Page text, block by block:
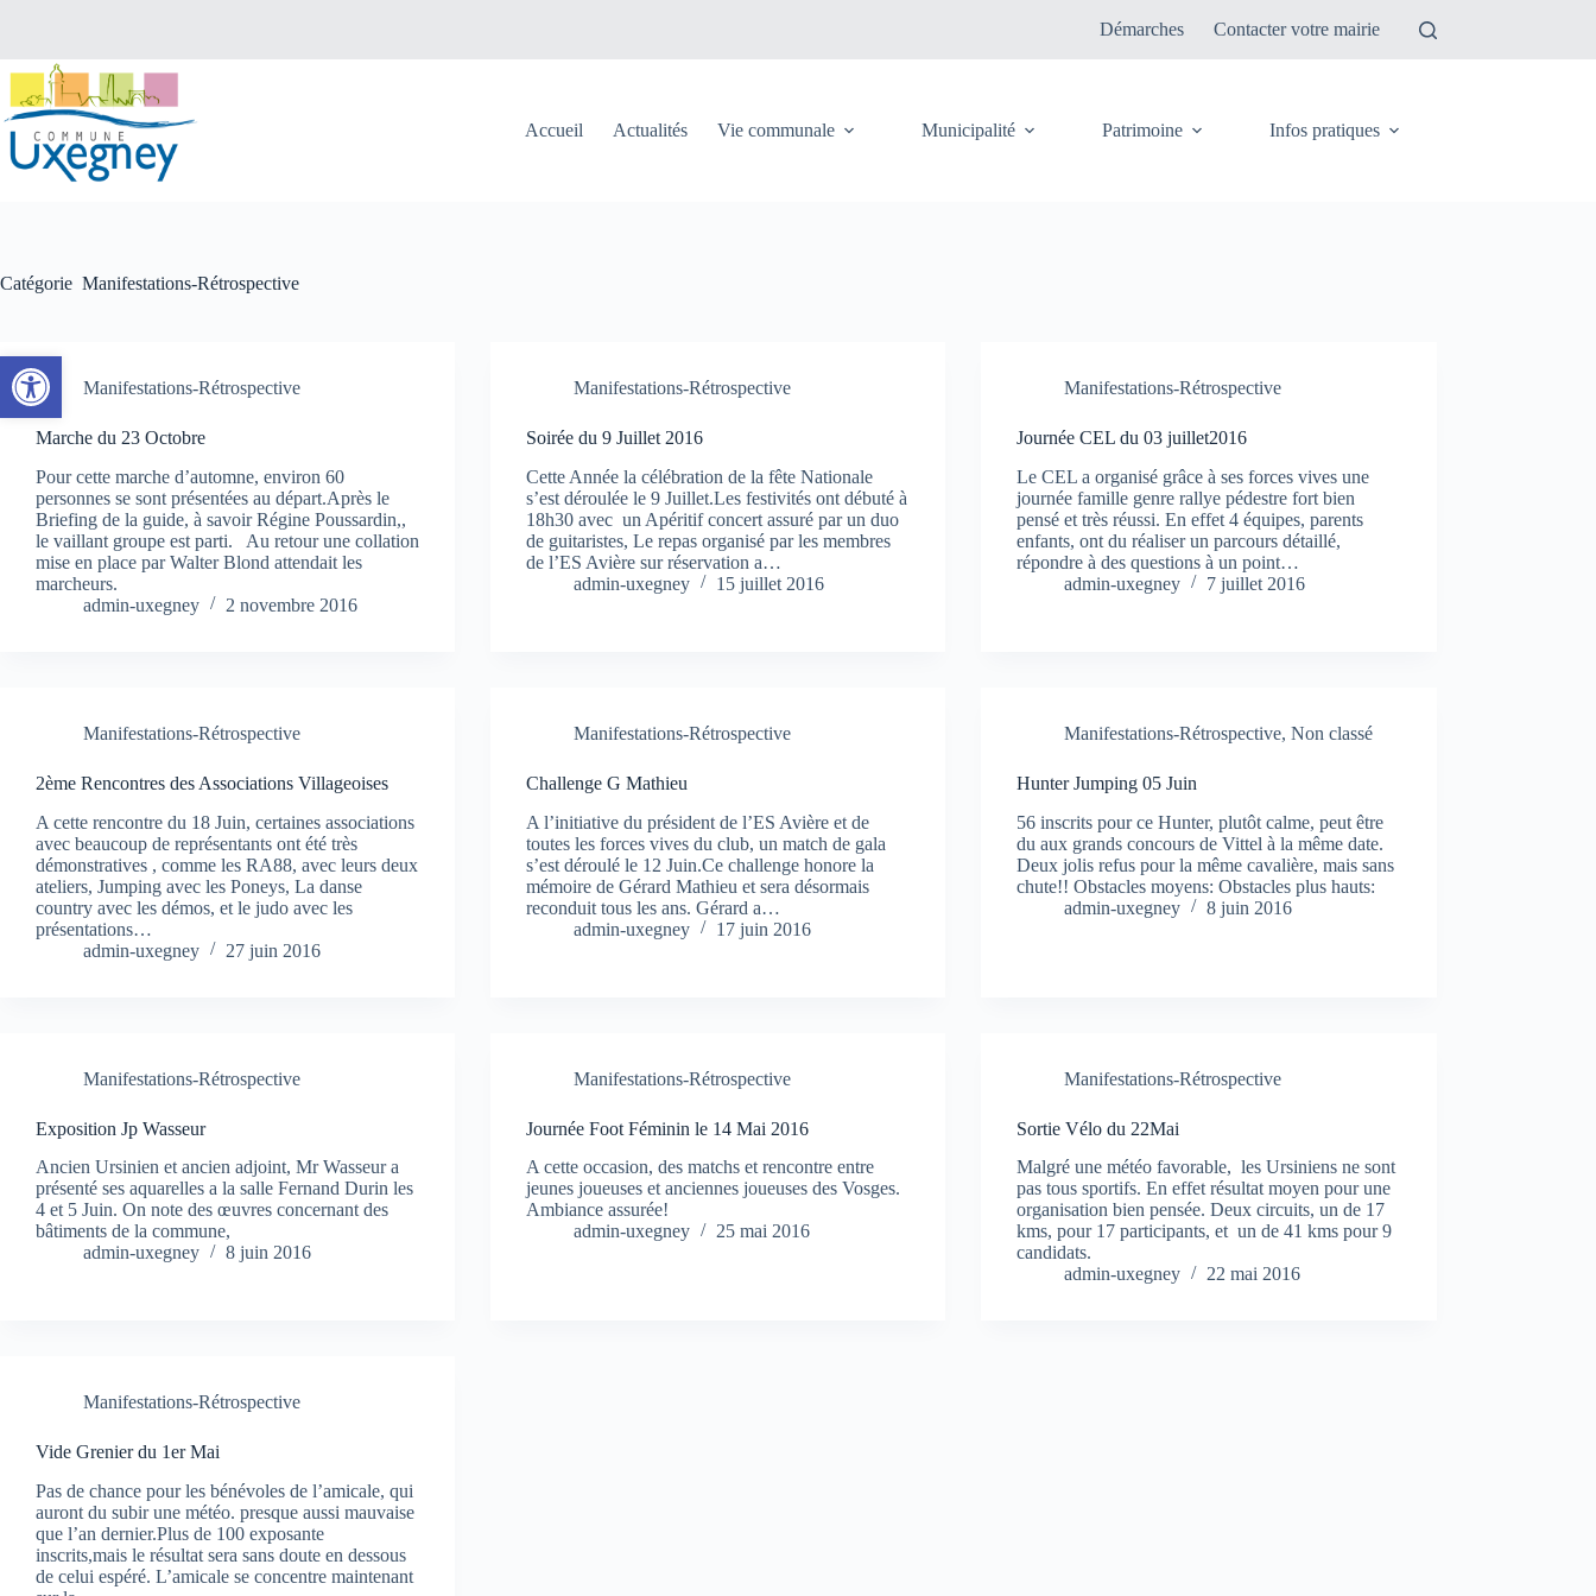
Ouvrir la barre d’outils
Démarches Contacter votre mairie
Accueil Actualités Vie communale Municipalité Patrimoine Infos pratiques
Catégorie Manifestations-Rétrospective
Manifestations-Rétrospective
Marche du 23 Octobre
Pour cette marche d’automne, environ 60
personnes se sont présentées au départ.Après le
Briefing de la guide, à savoir Régine Poussardin,,
le vaillant groupe est parti. Au retour une collation
mise en place par Walter Blond attendait les
marcheurs.
admin-uxegney
2 novembre 2016
Manifestations-Rétrospective
Soirée du 9 Juillet 2016
Cette Année la célébration de la fête Nationale
s’est déroulée le 9 Juillet.Les festivités ont débuté à
18h30 avec un Apéritif concert assuré par un duo
de guitaristes, Le repas organisé par les membres
de l’ES Avière sur réservation a…
admin-uxegney
15 juillet 2016
Manifestations-Rétrospective
Journée CEL du 03 juillet2016
Le CEL a organisé grâce à ses forces vives une
journée famille genre rallye pédestre fort bien
pensé et très réussi. En effet 4 équipes, parents
enfants, ont du réaliser un parcours détaillé,
répondre à des questions à un point…
admin-uxegney
7 juillet 2016
Manifestations-Rétrospective
2ème Rencontres des Associations Villageoises
A cette rencontre du 18 Juin, certaines associations
avec beaucoup de représentants ont été très
démonstratives , comme les RA88, avec leurs deux
ateliers, Jumping avec les Poneys, La danse
country avec les démos, et le judo avec les
présentations…
admin-uxegney
27 juin 2016
Manifestations-Rétrospective
Challenge G Mathieu
A l’initiative du président de l’ES Avière et de
toutes les forces vives du club, un match de gala
s’est déroulé le 12 Juin.Ce challenge honore la
mémoire de Gérard Mathieu et sera désormais
reconduit tous les ans. Gérard a…
admin-uxegney
17 juin 2016
Manifestations-Rétrospective,Non classé
Hunter Jumping 05 Juin
56 inscrits pour ce Hunter, plutôt calme, peut être
du aux grands concours de Vittel à la même date.
Deux jolis refus pour la même cavalière, mais sans
chute!! Obstacles moyens: Obstacles plus hauts:
admin-uxegney
8 juin 2016
Manifestations-Rétrospective
Exposition Jp Wasseur
Ancien Ursinien et ancien adjoint, Mr Wasseur a
présenté ses aquarelles a la salle Fernand Durin les
4 et 5 Juin. On note des œuvres concernant des
bâtiments de la commune,
admin-uxegney
8 juin 2016
Manifestations-Rétrospective
Journée Foot Féminin le 14 Mai 2016
A cette occasion, des matchs et rencontre entre
jeunes joueuses et anciennes joueuses des Vosges.
Ambiance assurée!
admin-uxegney
25 mai 2016
Manifestations-Rétrospective
Sortie Vélo du 22Mai
Malgré une météo favorable, les Ursiniens ne sont
pas tous sportifs. En effet résultat moyen pour une
organisation bien pensée. Deux circuits, un de 17
kms, pour 17 participants, et un de 41 kms pour 9
candidats.
admin-uxegney
22 mai 2016
Manifestations-Rétrospective
Vide Grenier du 1er Mai
Pas de chance pour les bénévoles de l’amicale, qui
auront du subir une météo. presque aussi mauvaise
que l’an dernier.Plus de 100 exposante
inscrits,mais le résultat sera sans doute en dessous
de celui espéré. L’amicale se concentre maintenant